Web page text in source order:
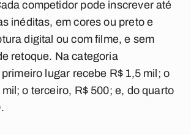
competidor pode inscrever até
inéditas, em cores ou preto e
digital ou com filme, e sem
retoque. Na categoria
lugar recebe R$ 1,5 mil; o
o terceiro, R$ 500; e, do quarto